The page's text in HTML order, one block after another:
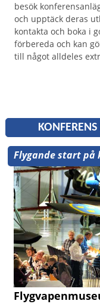
besök
och upptäck deras
kontakta och boka i
förbereda och kan
till något alldeles
Flygande start på